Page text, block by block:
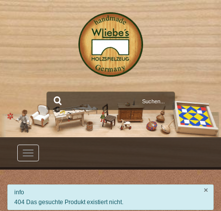
Toggle
×
info
404 Das gesuchte Produkt existiert nicht.